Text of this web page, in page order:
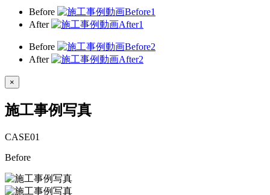
Before
After
Before
After
×
施工事例写真
CASE01
Before